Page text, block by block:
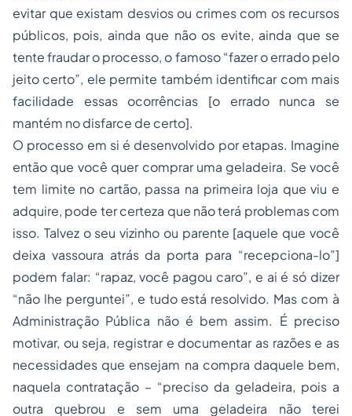
evitar que existam desvios ou crimes com os recursos
públicos, pois, ainda que não os evite, ainda que se
tente fraudar o processo, o famoso“fazer o errado pelo
jeito certo”, ele permite também identificar com mais
facilidade essas ocorrências [o errado nunca se
mantém no disfarce de certo].
O processo em si é desenvolvido por etapas. Imagine
então que você quer comprar uma geladeira. Se você
tem limite no cartão, passa na primeira loja que viu e
adquire, pode ter certeza que não terá problemas com
isso. Talvez o seu vizinho ou parente [aquele que você
deixa vassoura atrás da porta para “recepciona-lo”]
podem falar: “rapaz, você pagou caro”, e ai é só dizer
“não lhe perguntei”, e tudo está resolvido. Mas com à
Administração Pública não é bem assim. É preciso
motivar, ou seja, registrar e documentar as razões e as
necessidades que ensejam na compra daquele bem,
naquela contratação – “preciso da geladeira, pois a
outra quebrou e sem uma geladeira não terei